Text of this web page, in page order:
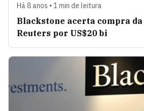
Há 8 anos • 1 min de leitura
Blackstone acerta compra
Reuters por US$20 bi